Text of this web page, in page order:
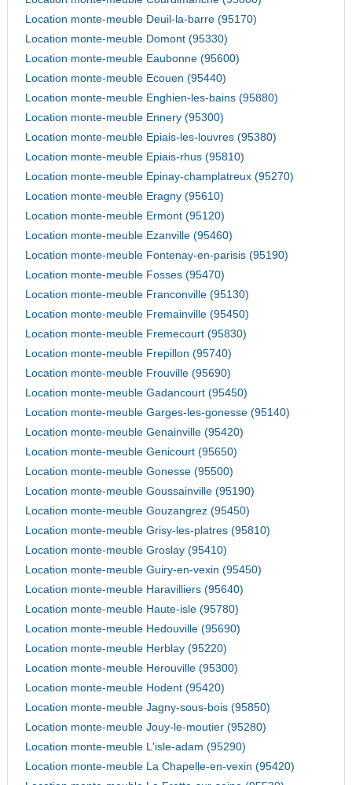
Location monte-meuble Deuil-la-barre (95170)
Location monte-meuble Domont (95330)
Location monte-meuble Eaubonne (95600)
Location monte-meuble Ecouen (95440)
Location monte-meuble Enghien-les-bains (95880)
Location monte-meuble Ennery (95300)
Location monte-meuble Epiais-les-louvres (95380)
Location monte-meuble Epiais-rhus (95810)
Location monte-meuble Epinay-champlatreux (95270)
Location monte-meuble Eragny (95610)
Location monte-meuble Ermont (95120)
Location monte-meuble Ezanville (95460)
Location monte-meuble Fontenay-en-parisis (95190)
Location monte-meuble Fosses (95470)
Location monte-meuble Franconville (95130)
Location monte-meuble Fremainville (95450)
Location monte-meuble Fremecourt (95830)
Location monte-meuble Frepillon (95740)
Location monte-meuble Frouville (95690)
Location monte-meuble Gadancourt (95450)
Location monte-meuble Garges-les-gonesse (95140)
Location monte-meuble Genainville (95420)
Location monte-meuble Genicourt (95650)
Location monte-meuble Gonesse (95500)
Location monte-meuble Goussainville (95190)
Location monte-meuble Gouzangrez (95450)
Location monte-meuble Grisy-les-platres (95810)
Location monte-meuble Groslay (95410)
Location monte-meuble Guiry-en-vexin (95450)
Location monte-meuble Haravilliers (95640)
Location monte-meuble Haute-isle (95780)
Location monte-meuble Hedouville (95690)
Location monte-meuble Herblay (95220)
Location monte-meuble Herouville (95300)
Location monte-meuble Hodent (95420)
Location monte-meuble Jagny-sous-bois (95850)
Location monte-meuble Jouy-le-moutier (95280)
Location monte-meuble L'isle-adam (95290)
Location monte-meuble La Chapelle-en-vexin (95420)